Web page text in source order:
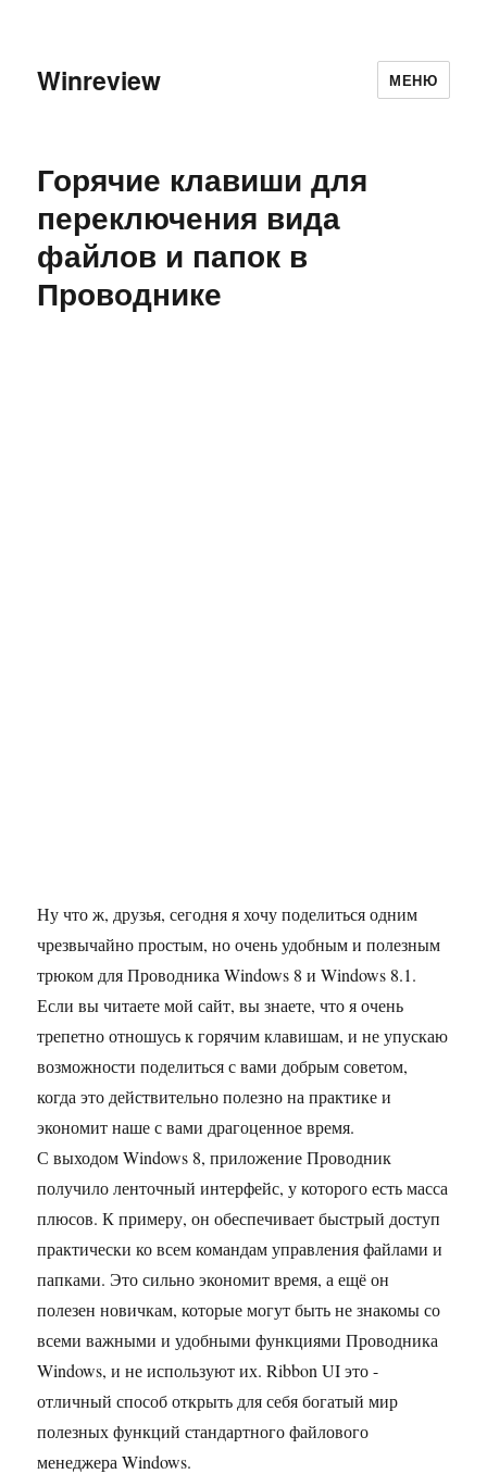
Winreview МЕНЮ
Горячие клавиши для
переключения вида
файлов и папок в
Проводнике
Ну что ж, друзья, сегодня я хочу поделиться одним
чрезвычайно простым, но очень удобным и полезным
трюком для Проводника Windows 8 и Windows 8.1.
Если вы читаете мой сайт, вы знаете, что я очень
трепетно отношусь к горячим клавишам, и не упускаю
возможности поделиться с вами добрым советом,
когда это действительно полезно на практике и
экономит наше с вами драгоценное время.
С выходом Windows 8, приложение Проводник
получило ленточный интерфейс, у которого есть масса
плюсов. К примеру, он обеспечивает быстрый доступ
практически ко всем командам управления файлами и
папками. Это сильно экономит время, а ещё он
полезен новичкам, которые могут быть не знакомы со
всеми важными и удобными функциями Проводника
Windows, и не используют их. Ribbon UI это -
отличный способ открыть для себя богатый мир
полезных функций стандартного файлового
менеджера Windows.